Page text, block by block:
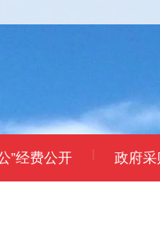
”经费公开 | 政府采